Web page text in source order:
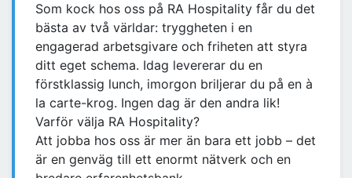
Som kock hos oss på RA Hospitality får du det
bästa av två världar: tryggheten i en
engagerad arbetsgivare och friheten att styra
ditt eget schema. Idag levererar du en
förstklassig lunch, imorgon briljerar du på en à
la carte-krog. Ingen dag är den andra lik!
Varför välja RA Hospitality?
Att jobba hos oss är mer än bara ett jobb – det
är en genväg till ett enormt nätverk och en